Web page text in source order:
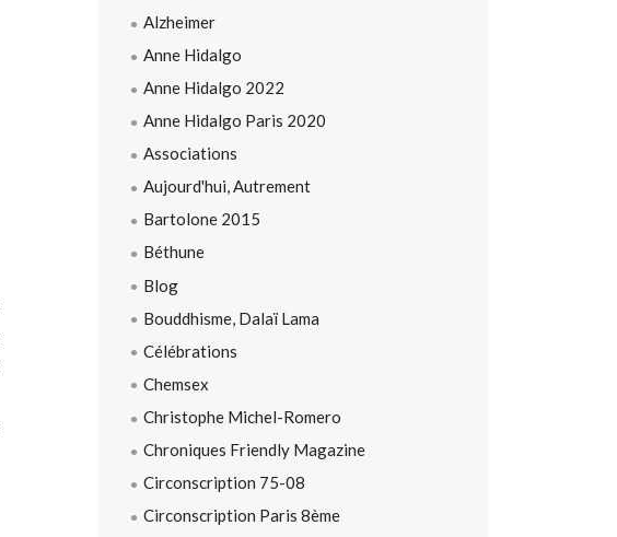
Alzheimer
Anne Hidalgo
Anne Hidalgo 2022
Anne Hidalgo Paris 2020
Associations
Aujourd'hui, Autrement
Bartolone 2015
Béthune
Blog
Bouddhisme, Dalaï Lama
Célébrations
Chemsex
Christophe Michel-Romero
Chroniques Friendly Magazine
Circonscription 75-08
Circonscription Paris 8ème